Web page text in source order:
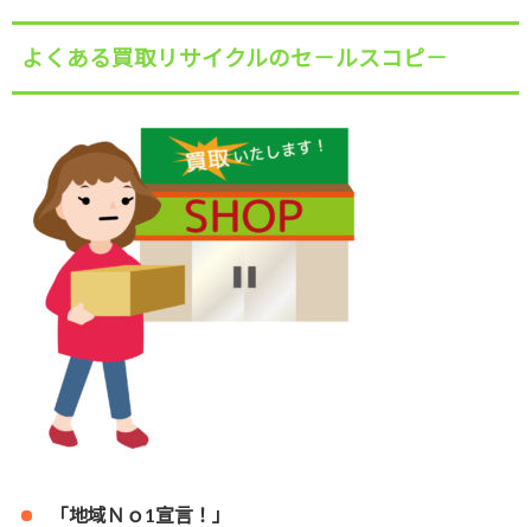
よくある買取リサイクルのセ－ルスコピ－
「地域Ｎｏ1宣言！」